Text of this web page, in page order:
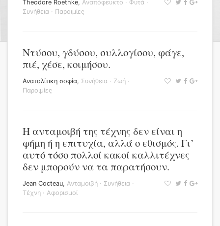
Theodore Roethke, Αναπόφευκτο · Φυτά ·
Συνήθεια · Παροιμίες
Ντύσου, γδύσου, συλλογίσου, φάγε,
πιέ, χέσε, κοιμήσου.
Ανατολίτικη σοφία, Συνήθεια · Ζωή ·
Παροιμίες
Η ανταμοιβή της τέχνης δεν είναι η
φήμη ή η επιτυχία, αλλά ο εθισμός. Γι’
αυτό τόσο πολλοί κακοί καλλιτέχνες
δεν μπορούν να τα παρατήσουν.
Jean Cocteau, Ανταμοιβή · Συνήθεια ·
Τέχνη · Αφορισμοί